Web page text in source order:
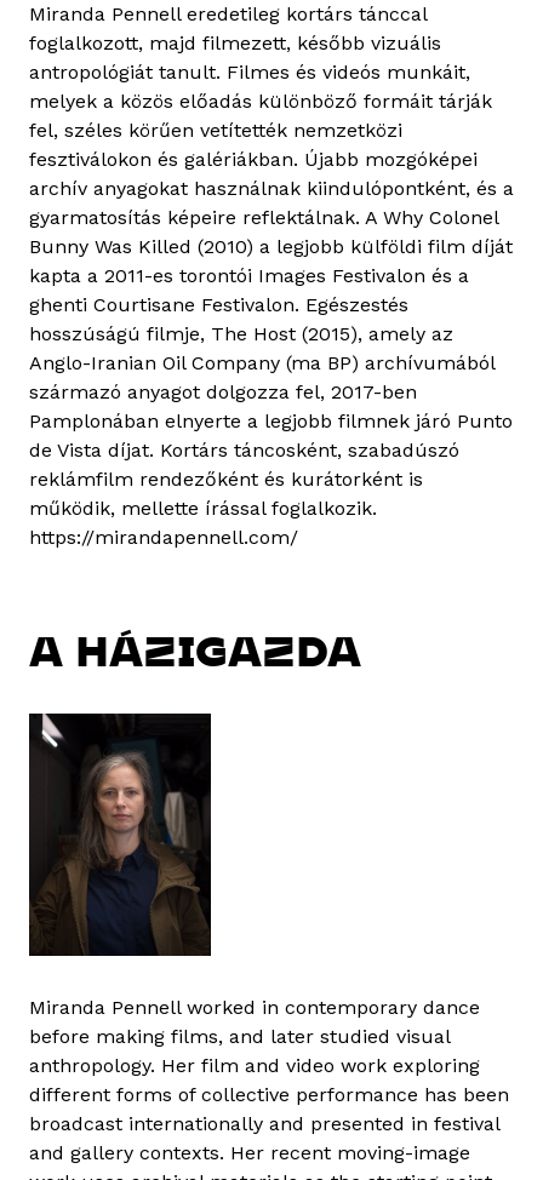
Miranda Pennell eredetileg kortárs tánccal
foglalkozott, majd filmezett, később vizuális
antropológiát tanult. Filmes és videós munkáit,
melyek a közös előadás különböző formáit tárják
fel, széles körűen vetítették nemzetközi
fesztiválokon és galériákban. Újabb mozgóképei
archív anyagokat használnak kiindulópontként, és a
gyarmatosítás képeire reflektálnak. A Why Colonel
Bunny Was Killed (2010) a legjobb külföldi film díját
kapta a 2011-es torontói Images Festivalon és a
ghenti Courtisane Festivalon. Egészestés
hosszúságú filmje, The Host (2015), amely az
Anglo-Iranian Oil Company (ma BP) archívumából
származó anyagot dolgozza fel, 2017-ben
Pamplonában elnyerte a legjobb filmnek járó Punto
de Vista díjat. Kortárs táncosként, szabadúszó
reklámfilm rendezőként és kurátorként is
működik, mellette írással foglalkozik.
https://mirandapennell.com/
A HÁZIGAZDA
Miranda Pennell worked in contemporary dance
before making films, and later studied visual
anthropology. Her film and video work exploring
different forms of collective performance has been
broadcast internationally and presented in festival
and gallery contexts. Her recent moving-image